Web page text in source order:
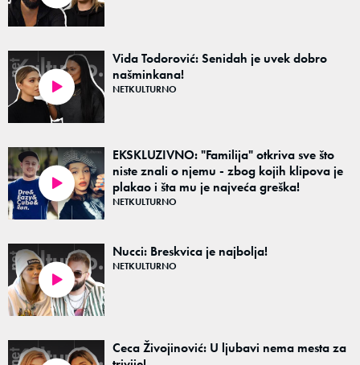
Vida Todorović: Senidah je uvek dobro
našminkana!
NETKULTURNO
EKSKLUZIVNO: "Familija" otkriva sve što
niste znali o njemu - zbog kojih klipova je
plakao i šta mu je najveća greška!
NETKULTURNO
Nucci: Breskvica je najbolja!
NETKULTURNO
Ceca Živojinović: U ljubavi nema mesta za